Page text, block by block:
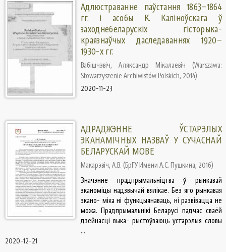
Адлюстраванне паўстання 1863–1864
гг. і асобы К. Каліноўскага ў
заходнебеларускіх гісторыка-
краязнаўчых даследаваннях 1920–
1930-х гг.
Вабішчэвіч, Аляксандр Мікалаевіч (Warszawa:
Stowarzyszenie Archiwistów Polskich, 2014)
2020-11-23
АДРАДЖЭННЕ ЎСТАРЭЛЫХ
ЭКАНАМІЧНЫХ НАЗВАЎ У СУЧАСНАЙ
БЕЛАРУСКАЙ МОВЕ
Макарэвіч, А.В. (БрГУ Имени А.С. Пушкина, 2016)
Значэнне прадпрымальніцтва ў рынкавай
эканоміцы надзвычай вялікае. Без яго рынкавая
экано- міка ні функцыянаваць, ні развівацца не
можа. Прадпрымальнікі Беларусі падчас сваёй
дзейнасці выка- рыстоўваюць устарэлыя словы
...
2020-12-21